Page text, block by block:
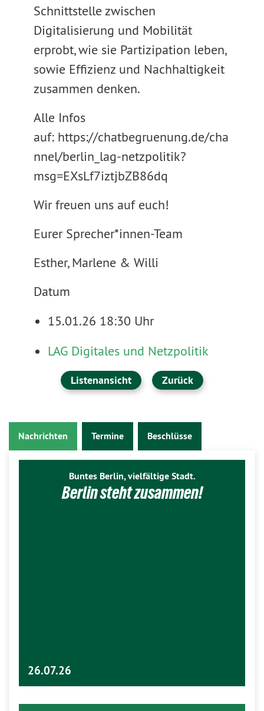
Schnittstelle zwischen
Digitalisierung und Mobilität
erprobt, wie sie Partizipation leben,
sowie Effizienz und Nachhaltigkeit
zusammen denken.
Alle Infos
auf: https://chatbegruenung.de/cha
nnel/berlin_lag-netzpolitik?
msg=EXsLf7iztjbZB86dq
Wir freuen uns auf euch!
Eurer Sprecher*innen-Team
Esther, Marlene & Willi
Datum
15.01.26 18:30 Uhr
LAG Digitales und Netzpolitik
Listenansicht Zurück
Nachrichten Termine Beschlüsse
Buntes Berlin, vielfältige Stadt.
Berlin steht zusammen!
26.07.26